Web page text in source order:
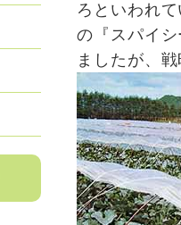
ろといわれ
の『スパイ
ましたが、